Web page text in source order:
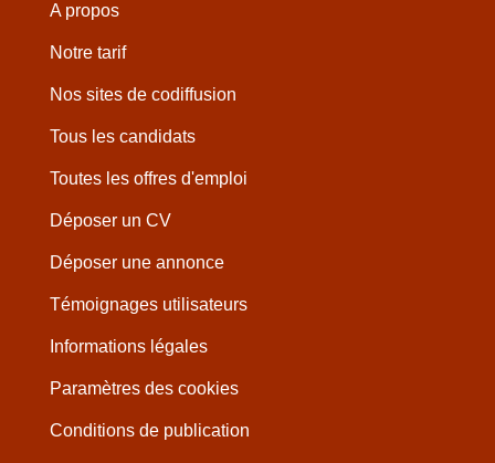
A propos
Notre tarif
Nos sites de codiffusion
Tous les candidats
Toutes les offres d'emploi
Déposer un CV
Déposer une annonce
Témoignages utilisateurs
Informations légales
Paramètres des cookies
Conditions de publication